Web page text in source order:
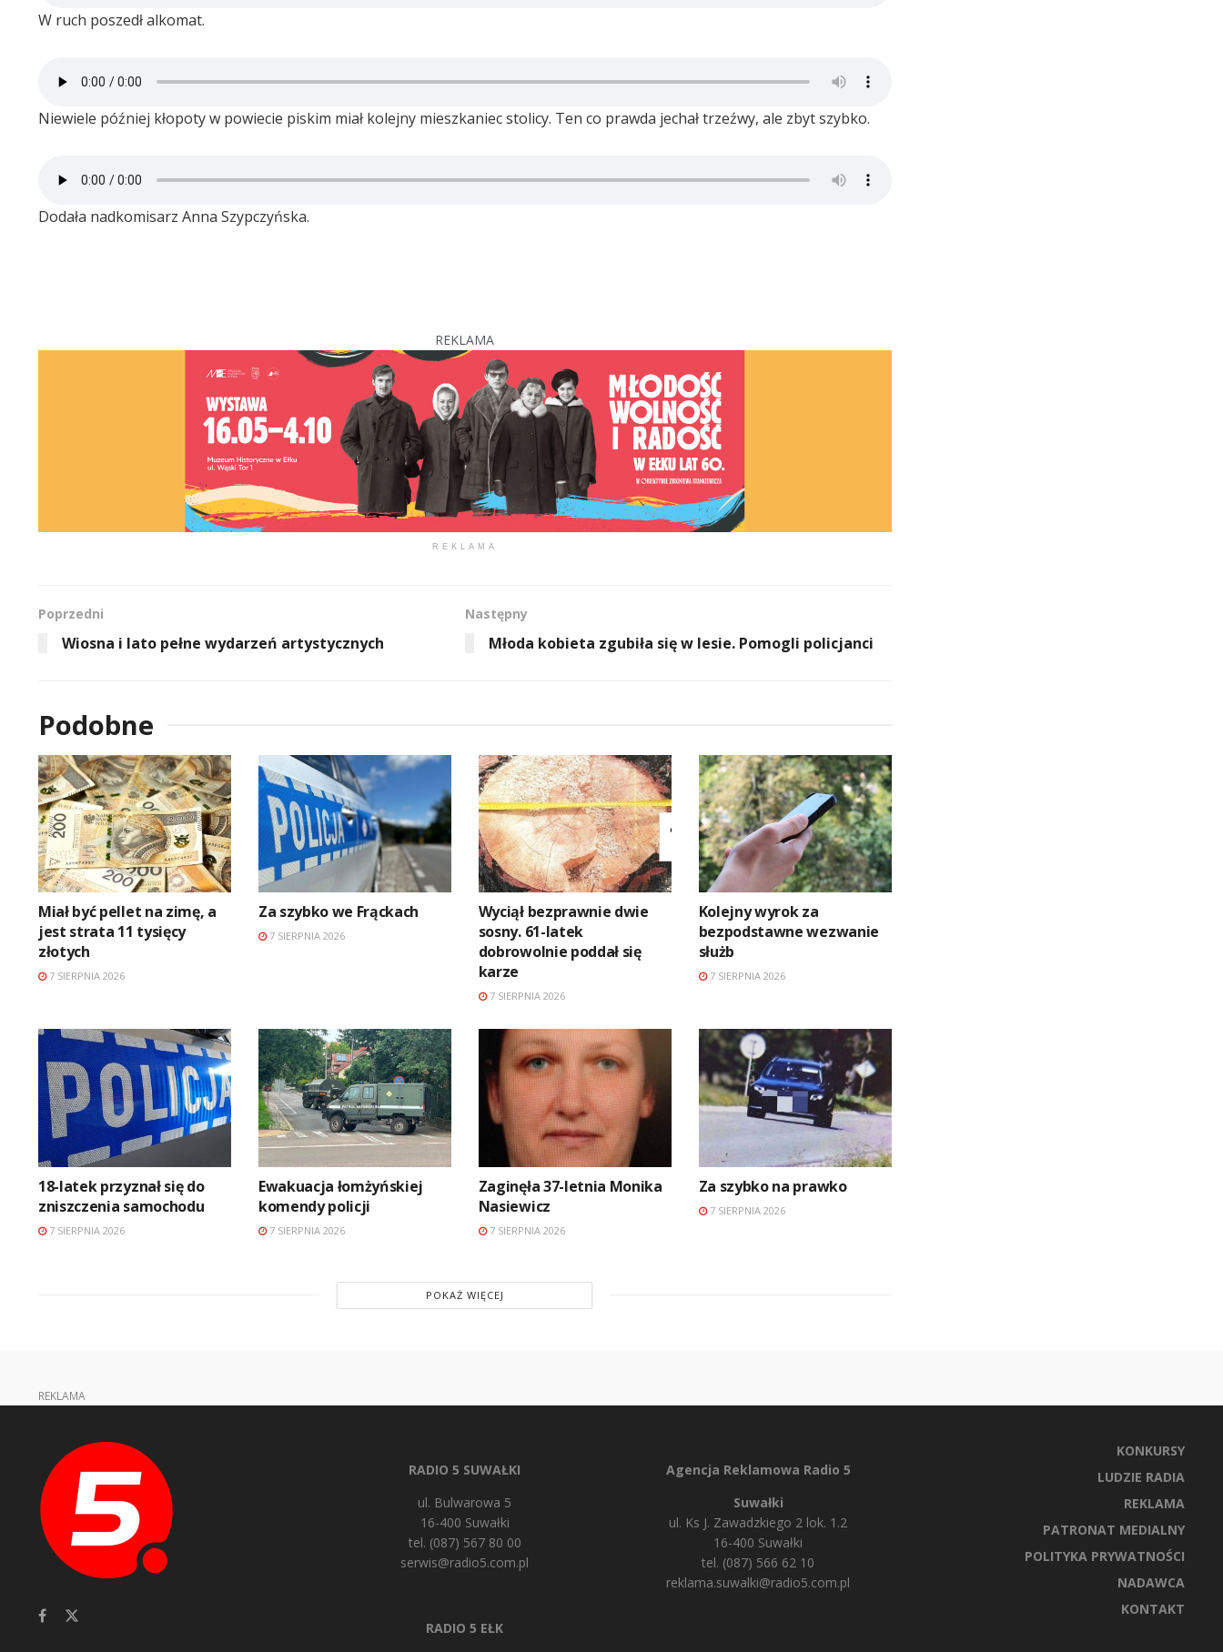
W ruch poszedł alkomat.
Niewiele później kłopoty w powiecie piskim miał kolejny mieszkaniec stolicy. Ten co prawda jechał trzeźwy, ale zbyt szybko.
Dodała nadkomisarz Anna Szypczyńska.
REKLAMA
REKLAMA
Poprzedni
Wiosna i lato pełne wydarzeń artystycznych
Następny
Młoda kobieta zgubiła się w lesie. Pomogli policjanci
Podobne
Miał być pellet na zimę, a
jest strata 11 tysięcy
złotych
7 SIERPNIA 2026
Za szybko we Frąckach
7 SIERPNIA 2026
Wyciął bezprawnie dwie
sosny. 61-latek
dobrowolnie poddał się
karze
7 SIERPNIA 2026
Kolejny wyrok za
bezpodstawne wezwanie
służb
7 SIERPNIA 2026
18-latek przyznał się do
zniszczenia samochodu
7 SIERPNIA 2026
Ewakuacja łomżyńskiej
komendy policji
7 SIERPNIA 2026
Zaginęła 37-letnia Monika
Nasiewicz
7 SIERPNIA 2026
Za szybko na prawko
7 SIERPNIA 2026
POKAŻ WIĘCEJ
REKLAMA
RADIO 5 SUWAŁKI
ul. Bulwarowa 5
16-400 Suwałki
tel. (087) 567 80 00
serwis@radio5.com.pl
RADIO 5 EŁK
Agencja Reklamowa Radio 5
Suwałki
ul. Ks J. Zawadzkiego 2 lok. 1.2
16-400 Suwałki
tel. (087) 566 62 10
reklama.suwalki@radio5.com.pl
KONKURSY
LUDZIE RADIA
REKLAMA
PATRONAT MEDIALNY
POLITYKA PRYWATNOŚCI
NADAWCA
KONTAKT